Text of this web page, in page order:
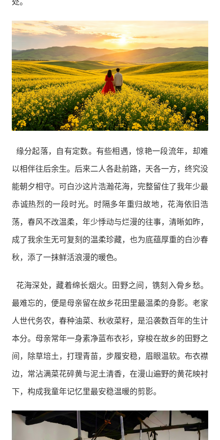
处。
缘分起落，自有定数。有些相遇，惊艳一段流年，却难
以相伴往后余生。后来二人各赴前路，天各一方，终究没
能朝夕相守。可白沙这片浩瀚花海，完整留住了我年少最
赤诚热烈的一段时光。时隔多年重归故地，花海依旧浩
荡，春风不改温柔，年少悸动与烂漫的往事，清晰如昨，
成了我余生无可复刻的温柔珍藏，也为底蕴厚重的白沙春
秋，添了一抹鲜活浪漫的暖色。
花海深处，藏着绵长烟火。田野之间，镌刻入骨乡愁。
最难忘的，便是母亲留在故乡花田里最温柔的身影。老家
人世代务农，春种油菜、秋收菜籽，是沿袭数百年的生计
本分。母亲常年一身素净蓝布衣衫，穿梭在故乡的田野之
间，除草培土，打理青苗，步履安稳，眉眼温软。布衣襟
边，常沾满菜花碎黄与泥土清香，在漫山遍野的黄花映衬
下，构成我童年记忆里最安稳温暖的剪影。